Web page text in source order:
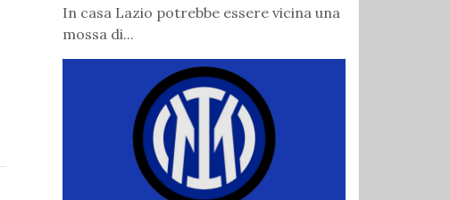
In casa Lazio potrebbe essere vicina una
mossa di...